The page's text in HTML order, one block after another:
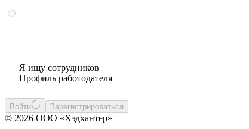
Я ищу сотрудников
Профиль работодателя
Войти Зарегистрироваться
© 2026 ООО «Хэдхантер»